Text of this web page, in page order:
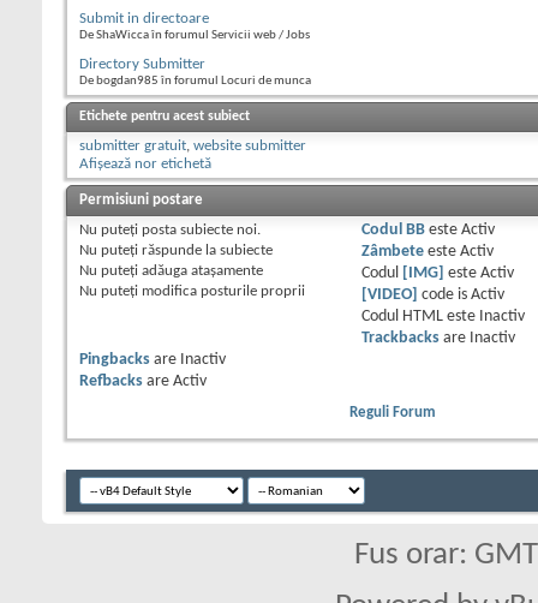
Submit in directoare
De ShaWicca în forumul Servicii web / Jobs
Directory Submitter
De bogdan985 în forumul Locuri de munca
Etichete pentru acest subiect
submitter gratuit, website submitter
Afișează nor etichetă
Permisiuni postare
Nu puteţi posta subiecte noi.
Nu puteţi răspunde la subiecte
Nu puteţi adăuga ataşamente
Nu puteţi modifica posturile proprii
Codul BBeste Activ
Zâmbeteeste Activ
Codul
[IMG] este Activ
[VIDEO] code is Activ
Codul HTML este
Inactiv
Trackbacksare
Inactiv
Pingbacks are
Inactiv
Refbacks are Activ
Reguli Forum
Fus orar: